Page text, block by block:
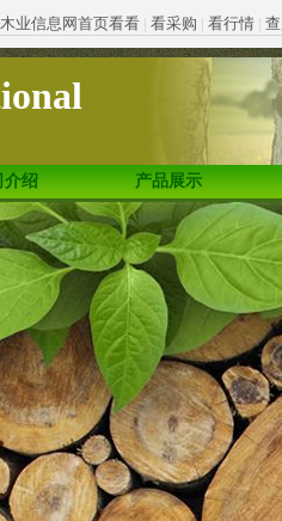
业信息网首页看看 | 看采购 | 看行情 |
介绍 产品展示